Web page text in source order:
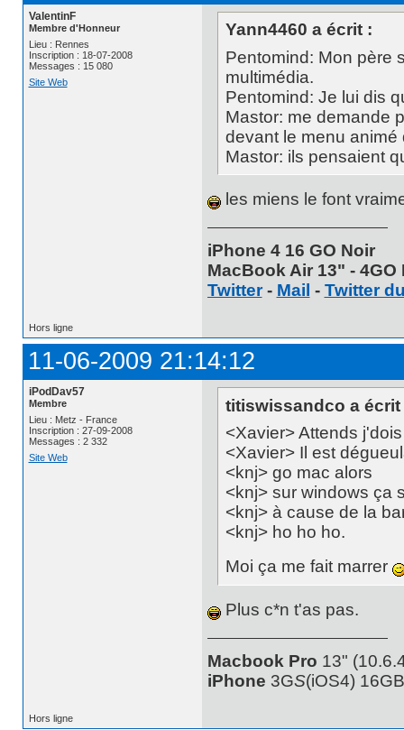
ValentinF
Membre d'Honneur
Lieu : Rennes
Inscription : 18-07-2008
Messages : 15 080
Site Web
Yann4460 a écrit :
Pentomind: Mon père
multimédia.
Pentomind: Je lui dis
Mastor: me demande
devant le menu animé
Mastor: ils pensaient
les miens le font
iPhone 4 16 GO Noir
MacBook Air 13" - 4GO
Twitter- Mail - Twitter
Hors ligne
11-06-2009 21:14:12
iPodDav57
Membre
Lieu : Metz - France
Inscription : 27-09-2008
Messages : 2 332
Site Web
titiswissandco a écrit
<Xavier> Attends
<Xavier> Il est
<knj> go mac alors
<knj> sur windows ça
<knj> à cause de la
<knj> ho ho ho.
Moi ça me fait marrer
Plus c*n t'as pas.
Macbook Pro 13"
iPhone 3GS(iOS4)
Hors ligne